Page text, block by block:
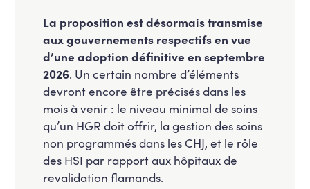
La proposition est désormais transmise
aux gouvernements respectifs en vue
d’une adoption définitive en septembre
2026. Un certain nombre d’éléments
devront encore être précisés dans les
mois à venir : le niveau minimal de soins
qu’un HGR doit offrir, la gestion des soins
non programmés dans les CHJ, et le rôle
des HSI par rapport aux hôpitaux de
revalidation flamands.